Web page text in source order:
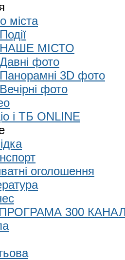
міста
Події
НАШЕ МІСТО
Давні фото
Панорамні 3D фото
Вечірні фото
і ТБ ONLINE
оголошення
300